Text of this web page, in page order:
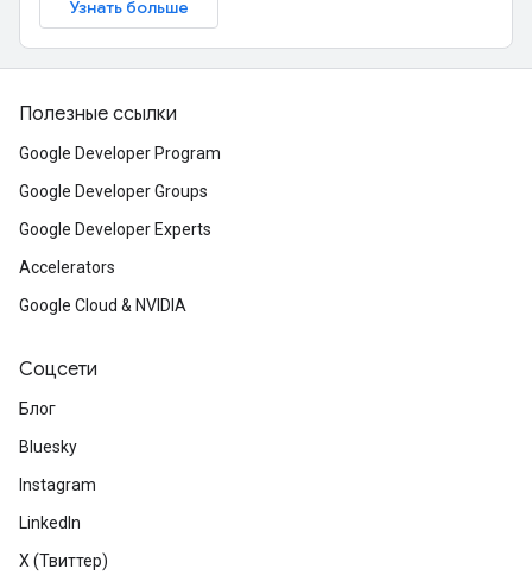
Узнать больше
Полезные ссылки
Google Developer Program
Google Developer Groups
Google Developer Experts
Accelerators
Google Cloud & NVIDIA
Соцсети
Блог
Bluesky
Instagram
LinkedIn
X (Твиттер)